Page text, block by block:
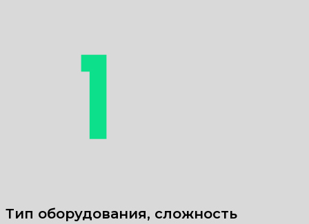
Тип оборудования, сложность